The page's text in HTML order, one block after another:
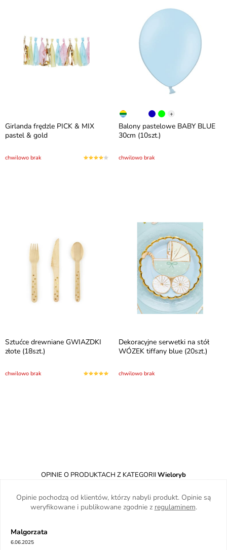
Girlanda frędzle PICK & MIX
pastel & gold
chwilowo brak
+
Balony pastelowe BABY BLUE
30cm (10szt.)
chwilowo brak
Sztućce drewniane GWIAZDKI
złote (18szt.)
chwilowo brak
Dekoracyjne serwetki na stół
WÓZEK tiffany blue (20szt.)
chwilowo brak
OPINIE O PRODUKTACH Z KATEGORIIWieloryb
Opinie pochodzą od klientów, którzy nabyli produkt. Opinie są
weryfikowane i publikowane zgodnie z regulaminem.
Malgorzata
6.06.2025